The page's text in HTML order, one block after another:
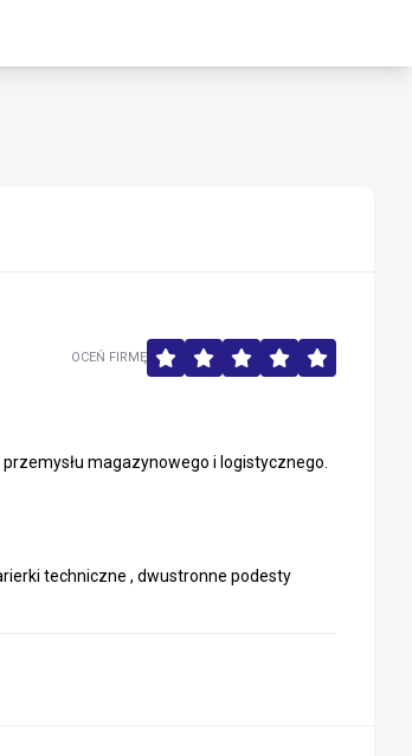
magazynowego i logistycznego.
techniczne , dwustronne podesty
OCEŃ FIRMĘ